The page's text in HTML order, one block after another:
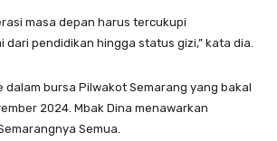
masa depan harus tercukupi
dari pendidikan hingga status gizi,” kata dia.
dalam bursa Pilwakot Semarang yang bakal
2024. Mbak Dina menawarkan
Semua.